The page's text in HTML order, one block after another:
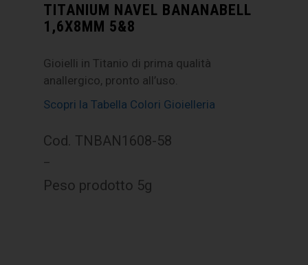
TITANIUM NAVEL BANANABELL
1,6X8MM 5&8
Gioielli in Titanio di prima qualità
anallergico, pronto all’uso.
Scopri la Tabella Colori Gioielleria
Cod. TNBAN1608-58
–
Peso prodotto 5g